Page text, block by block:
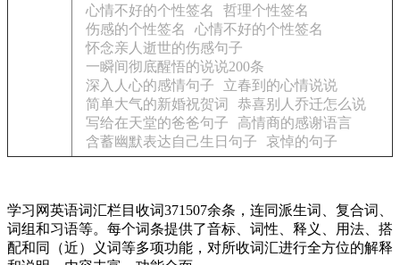
心情不好的个性签名
哲理个性签名
伤感的个性签名
心情不好的个性签名
怀念亲人逝世的伤感句子
一瞬间彻底醒悟的说说200条
深入人心的感情句子
立春到的心情说说
简单大气的新婚祝贺词
恭喜别人乔迁怎么说
写给在天堂的爸爸句子
高情商的感谢语言
含蓄幽默表达自己生日句子
哀悼的句子
学习网英语词汇栏目收词371507余条，连同派生词、复合词、
词组和习语等。每个词条提供了音标、词性、释义、用法、搭
配和同（近）义词等多项功能，对所收词汇进行全方位的解释